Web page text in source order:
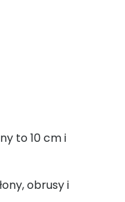
to 10 cm i
obrusy i